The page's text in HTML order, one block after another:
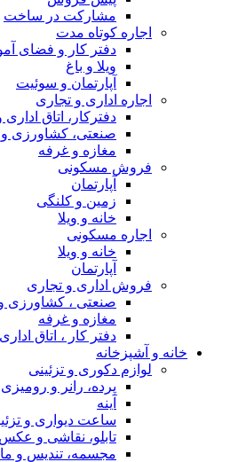
مشارکت در ساخت
اجاره کوتاه مدت
دفتر کار و فضای
ویلا و باغ
آپارتمان و سوئیت
اجاره اداری و تجاری
دفترکار، اتاق
صنعتی، کشاورزی و
مغازه و غرفه
فروش مسکونی
آپارتمان
زمین و کلنگی
خانه و ویلا
اجاره مسکونی
خانه و ویلا
آپارتمان
فروش اداری و تجاری
صنعتی ، کشاورزی
مغازه و غرفه
دفتر کار ، اتاق
خانه و آشپزخانه
لوازم دکوری و تزئینی
پرده، رانر و رومیزی
آینه
ساعت دیواری و
تابلو، نقاشی و عکس
مجسمه، تندیس و